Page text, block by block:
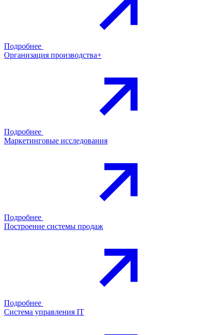
Подробнее
Организация производства+
Подробнее
Маркетинговые исследования
Подробнее
Построение системы продаж
Подробнее
Система управления IT